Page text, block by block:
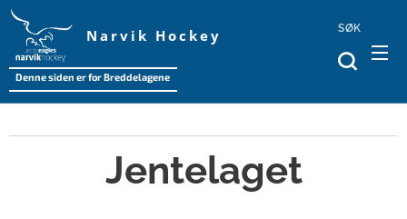
Narvik Hockey
Denne siden er for Breddelagene
SØK
Jentelaget